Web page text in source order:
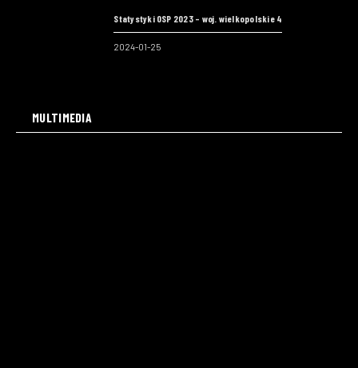
Statystyki OSP 2023 – woj. wielkopolskie 4
2024-01-25
MULTIMEDIA